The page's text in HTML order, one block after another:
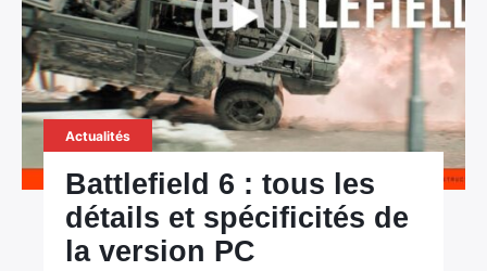
Actualités
Battlefield 6 : tous les
détails et spécificités de
la version PC